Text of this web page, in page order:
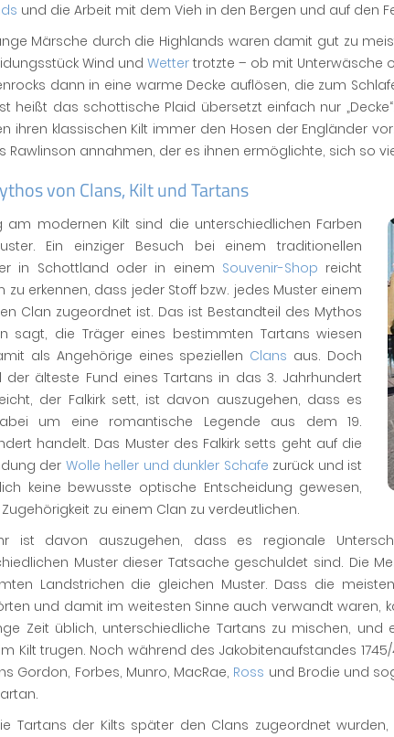
und die Arbeit mit dem Vieh in den Bergen und auf den
Märsche durch die Highlands waren damit gut zu
Wind und Wettertrotzte – ob mit Unterwäsche
dann in eine warme Decke auflösen, die zum
heißt das schottische Plaid übersetzt einfach nur
ihren klassischen Kilt immer den Hosen der Engländer
Rawlinson annahmen, der es ihnen ermöglichte, sich so
von Clans, Kilt und Tartans
am modernen Kilt sind die unterschiedlichen Farben
Ein einziger Besuch bei einem traditionellen
in Schottland oder in einem Souvenir-Shop reicht
zu erkennen, dass jeder Stoff bzw. jedes Muster einem
Clan zugeordnet ist. Das ist Bestandteil des Mythos
sagt, die Träger eines bestimmten Tartans wiesen
als Angehörige eines speziellen Clans aus. Doch
der älteste Fund eines Tartans in das 3. Jahrhundert
der Falkirk sett, ist davon auszugehen, dass es
um eine romantische Legende aus dem 19.
handelt. Das Muster des Falkirk setts geht auf die
der Wolle heller und dunkler Schafe zurück und ist
keine bewusste optische Entscheidung gewesen,
zu einem Clan zu verdeutlichen.
ist davon auszugehen, dass es regionale
Muster dieser Tatsache geschuldet sind. Die
Landstrichen die gleichen Muster. Dass die
und damit im weitesten Sinne auch verwandt waren,
Zeit üblich, unterschiedliche Tartans zu mischen,
Kilt trugen. Noch während des Jakobitenaufstandes
Gordon, Forbes, Munro, MacRae, Ross und Brodie und
Tartans der Kilts später den Clans zugeordnet